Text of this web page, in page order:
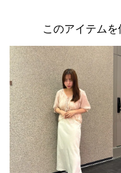
このアイテム